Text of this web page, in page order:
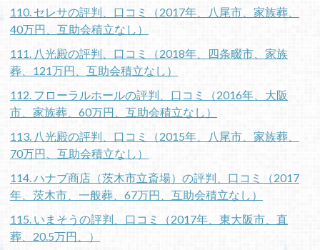
110. セレサの評判、口コミ（2017年、八尾市、家族葬、
40万円、互助会積立なし）
111. 八光殿の評判、口コミ（2018年、四条畷市、家族
葬、121万円、互助会積立なし）
112. フローラルホールの評判、口コミ（2016年、大阪
市、家族葬、60万円、互助会積立なし）
113. 八光殿の評判、口コミ（2015年、八尾市、家族葬、
70万円、互助会積立なし）
114. ハナブ商店（茨木市立斎場）の評判、口コミ（2017
年、茨木市、一般葬、67万円、互助会積立なし）
115. いまそうの評判、口コミ（2017年、東大阪市、直
葬、20.5万円、）